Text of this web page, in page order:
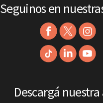
Seguinos en
Descargá